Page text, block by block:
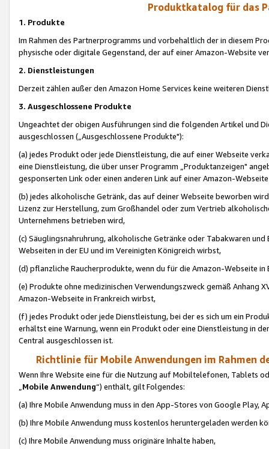
Produktkatalog für das
1. Produkte
Im Rahmen des Partnerprogramms und vorbehaltlich der in diesem
physische oder digitale Gegenstand, der auf einer Amazon-Website
2. Dienstleistungen
Derzeit zählen außer den Amazon Home Services keine weiteren
3. Ausgeschlossene Produkte
Ungeachtet der obigen Ausführungen sind die folgenden Artikel und
ausgeschlossen („Ausgeschlossene Produkte"):
(a) jedes Produkt oder jede Dienstleistung, die auf einer Webseite
eine Dienstleistung, die über unser Programm „Produktanzeigen"
gesponserten Link oder einen anderen Link auf einer Amazon-
(b) jedes alkoholische Getränk, das auf deiner Webseite beworben
Lizenz zur Herstellung, zum Großhandel oder zum Vertrieb
Unternehmens betrieben wird,
(c) Säuglingsnahruhrung, alkoholische Getränke oder Tabakwaren
Webseiten in der EU und im Vereinigten Königreich wirbst,
(d) pflanzliche Raucherprodukte, wenn du für die Amazon-Webseite in
(e) Produkte ohne medizinischen Verwendungszweck gemäß Anhang
Amazon-Webseite in Frankreich wirbst,
(f) jedes Produkt oder jede Dienstleistung, bei der es sich um ein
erhältst eine Warnung, wenn ein Produkt oder eine Dienstleistung in
Central ausgeschlossen ist.
Richtlinie für Mobile Anwendungen im Rahmen
Wenn Ihre Website eine für die Nutzung auf Mobiltelefonen, Tablets
„Mobile Anwendung“) enthält, gilt Folgendes:
(a) Ihre Mobile Anwendung muss in den App-Stores von Google Play,
(b) Ihre Mobile Anwendung muss kostenlos heruntergeladen werden
(c) Ihre Mobile Anwendung muss originäre Inhalte haben,